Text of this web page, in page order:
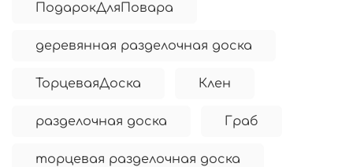
ПодарокДляПовара
деревянная разделочная доска
ТорцеваяДоска Клен
разделочная доска Граб
торцевая разделочная доска